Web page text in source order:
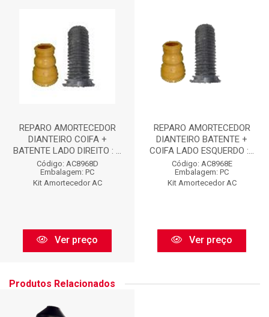
REPARO AMORTECEDOR
DIANTEIRO COIFA +
BATENTE LADO DIREITO : ...
Código: AC8968D
Embalagem: PC
Kit Amortecedor AC
Ver preço
REPARO AMORTECEDOR
DIANTEIRO BATENTE +
COIFA LADO ESQUERDO :...
Código: AC8968E
Embalagem: PC
Kit Amortecedor AC
Ver preço
Produtos Relacionados